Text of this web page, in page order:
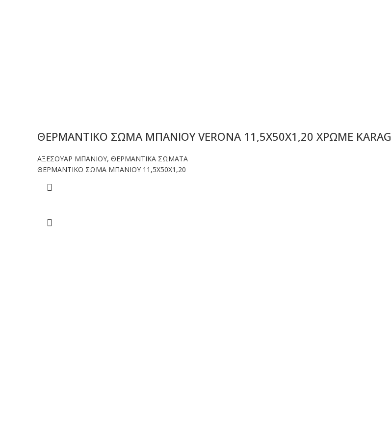
ΘΕΡΜΑΝΤΙΚΟ ΣΩΜΑ ΜΠΑΝΙΟΥ VERONA 11,5X50X1,20 ΧΡΩΜΕ KARAG
ΑΞΕΣΟΥΑΡ ΜΠΑΝΙΟΥ, ΘΕΡΜΑΝΤΙΚΑ ΣΩΜΑΤΑ
ΘΕΡΜΑΝΤΙΚΟ ΣΩΜΑ ΜΠΑΝΙΟΥ 11,5Χ50Χ1,20